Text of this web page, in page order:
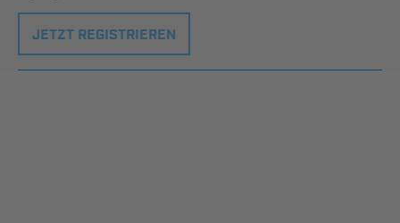
JETZT REGISTRIEREN